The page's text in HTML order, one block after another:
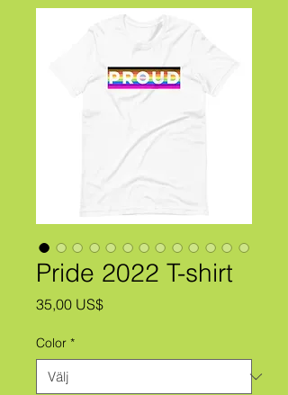
Pride 2022 T-shirt
35,00 US$Pris
Color *